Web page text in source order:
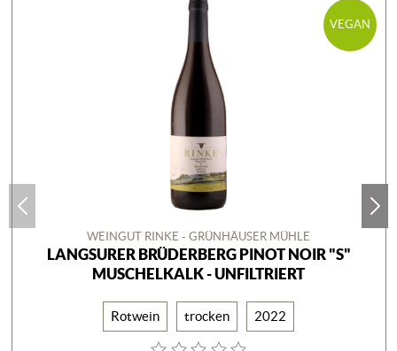
VEGAN
WEINGUT RINKE - GRÜNHÄUSER MÜHLE
LANGSURER BRÜDERBERG PINOT NOIR "S"
MUSCHELKALK - UNFILTRIERT
Rotwein trocken 2022